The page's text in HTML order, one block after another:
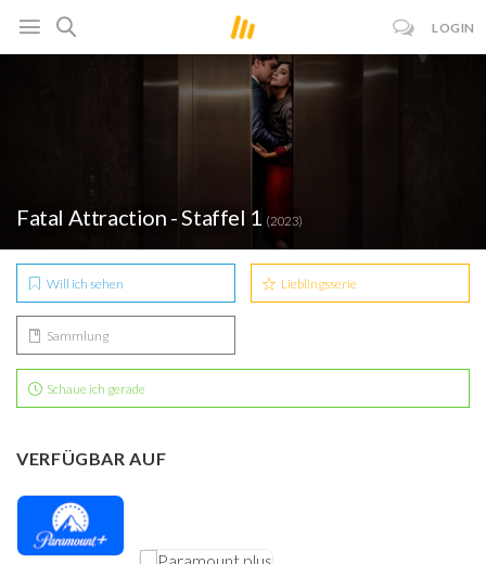
LOGIN
Fatal Attraction - Staffel 1 (2023)
Will ich sehen Lieblingsserie
Sammlung
Schaue ich gerade
VERFÜGBAR AUF